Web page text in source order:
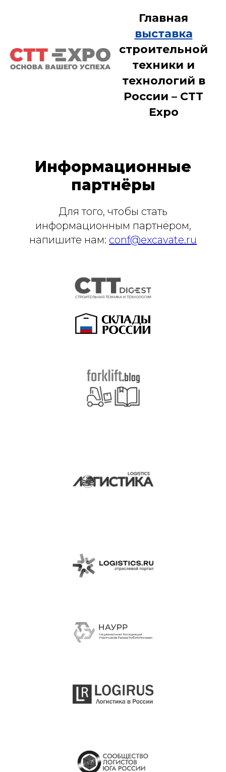
Главная
выставка
строительной
техники и
технологий в
России – CTT
Expo
Информационные
партнёры
Для того, чтобы стать
информационным партнёром,
напишите нам: conf@excavate.ru